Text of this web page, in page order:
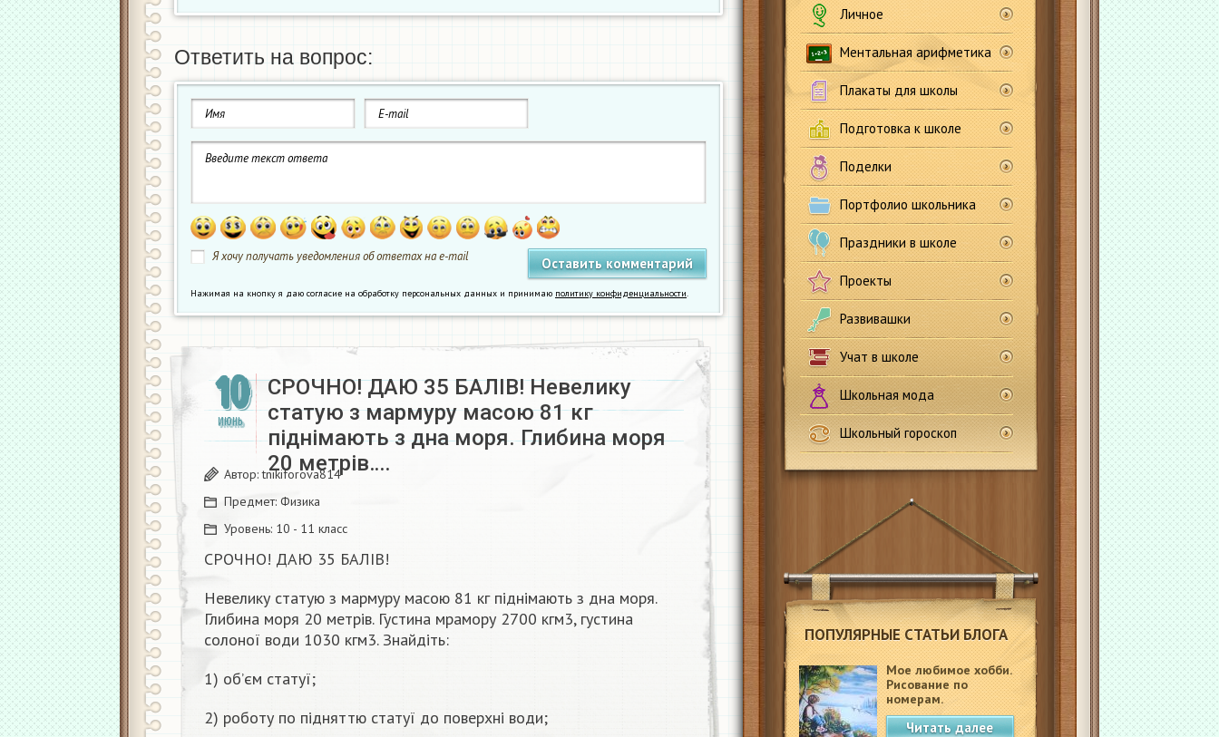
Личное
Ментальная арифметика
Плакаты для школы
Подготовка к школе
Поделки
Портфолио школьника
Праздники в школе
Проекты
Развивашки
Учат в школе
Школьная мода
Школьный гороскоп
ПОПУЛЯРНЫЕ СТАТЬИ БЛОГА
Мое любимое хобби.
Рисование по
номерам.
Читать далее
Ответить на вопрос:
Я хочу получать уведомления об ответах на e-mail
Нажимая на кнопку я даю согласие на обработку персональных данных и принимаю политику конфиденциальности.
10
ИЮНЬ
СРОЧНО! ДАЮ 35 БАЛІВ! Невелику
статую з мармуру масою 81 кг
піднімають з дна моря. Глибина моря
20 метрів….
Автор:tnikiforova814
Предмет: Физика
Уровень: 10 - 11 класс
СРОЧНО! ДАЮ 35 БАЛІВ!
Невелику статую з мармуру масою 81 кг піднімають з дна моря.
Глибина моря 20 метрів. Густина мрамору 2700 кгм3, густина
солоної води 1030 кгм3. Знайдіть:
1) об’єм статуї;
2) роботу по підняттю статуї до поверхні води;